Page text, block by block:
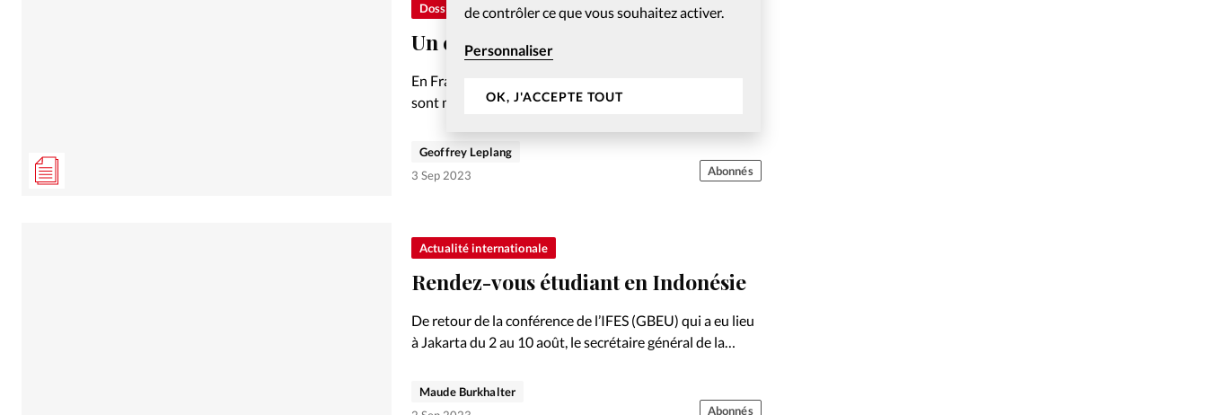
de contrôler ce que vous souhaitez activer.
Personnaliser
OK, J'ACCEPTE TOUT
Dossier
Un café peut changer une vie
En France comme en Suisse, les projets de lieux de vie se
sont multipliés ces dernières années, offrant des espaces
missionnelle.
Geoffrey Leplang
3 Sep 2023
Abonnés
Actualité internationale
Rendez-vous étudiant en Indonésie
De retour de la conférence de l’IFES (GBEU) qui a eu lieu
à Jakarta du 2 au 10 août, le secrétaire général de la
depuis la gauche), partage…
Maude Burkhalter
Abonnés